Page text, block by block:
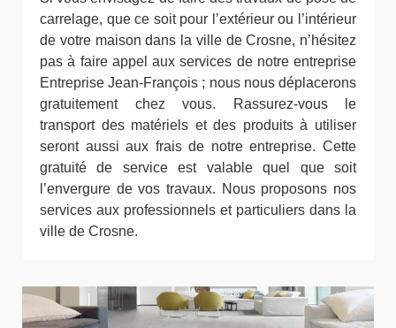
carrelage, que ce soit pour l’extérieur ou l’intérieur
de votre maison dans la ville de Crosne, n’hésitez
pas à faire appel aux services de notre entreprise
Entreprise Jean-François ; nous nous déplacerons
gratuitement chez vous. Rassurez-vous le
transport des matériels et des produits à utiliser
seront aussi aux frais de notre entreprise. Cette
gratuité de service est valable quel que soit
l’envergure de vos travaux. Nous proposons nos
services aux professionnels et particuliers dans la
ville de Crosne.